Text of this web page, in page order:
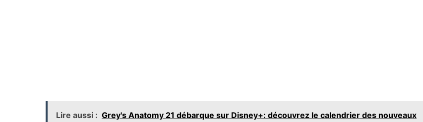
Lire aussi : Grey's Anatomy 21 débarque sur Disney+: découvrez le calendrier des nouveaux